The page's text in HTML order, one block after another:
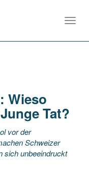
Wieso
Tat?
vor der
Schweizer
sich unbeeindruckt